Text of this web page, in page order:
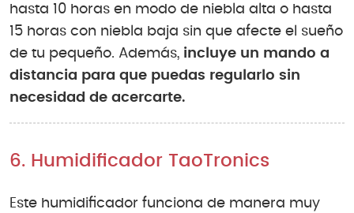
hasta 10 horas en modo de niebla alta o hasta
15 horas con niebla baja sin que afecte el sueño
de tu pequeño. Además, incluye un mando a
distancia para que puedas regularlo sin
necesidad de acercarte.
6. Humidificador TaoTronics
Este humidificador funciona de manera muy